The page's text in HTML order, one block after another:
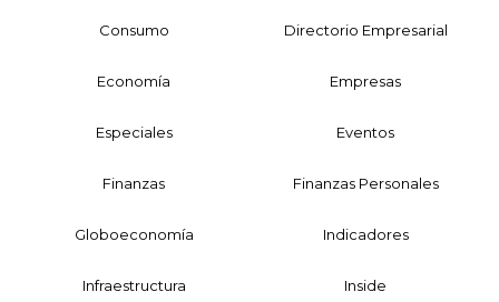
Consumo Directorio Empresarial
Economía Empresas
Especiales Eventos
Finanzas Finanzas Personales
Globoeconomía Indicadores
Infraestructura Inside